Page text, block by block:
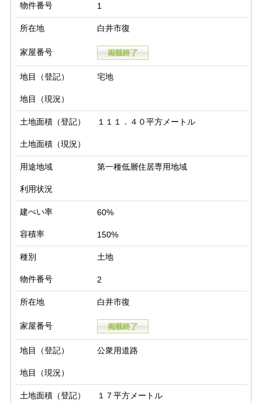
物件番号 1
所在地 白井市復
家屋番号
地目（登記） 宅地
地目（現況）
土地面積（登記） １１１．４０平方メートル
土地面積（現況）
用途地域 第一種低層住居専用地域
利用状況
建ぺい率 60%
容積率 150%
種別 土地
物件番号 2
所在地 白井市復
家屋番号
地目（登記） 公衆用道路
地目（現況）
土地面積（登記） １７平方メートル